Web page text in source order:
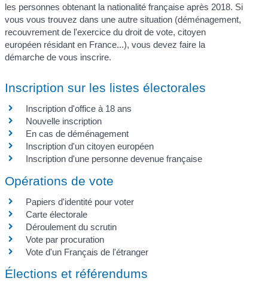
les personnes obtenant la nationalité française après 2018. Si
vous vous trouvez dans une autre situation (déménagement,
recouvrement de l'exercice du droit de vote, citoyen
européen résidant en France...), vous devez faire la
démarche de vous inscrire.
Inscription sur les listes électorales
Inscription d'office à 18 ans
Nouvelle inscription
En cas de déménagement
Inscription d'un citoyen européen
Inscription d'une personne devenue française
Opérations de vote
Papiers d'identité pour voter
Carte électorale
Déroulement du scrutin
Vote par procuration
Vote d'un Français de l'étranger
Élections et référendums